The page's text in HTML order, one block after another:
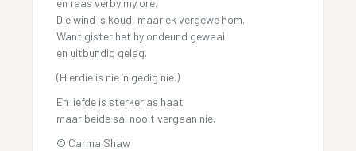
en raas verby my ore.
Die wind is koud, maar ek vergewe hom.
Want gister het hy ondeund gewaai
en uitbundig gelag.
(Hierdie is nie ’n gedig nie.)
En liefde is sterker as haat
maar beide sal nooit vergaan nie.
© Carma Shaw